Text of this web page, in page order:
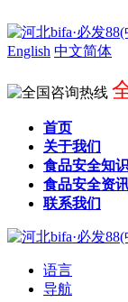
English 中文简体
首页
关于我们
食品安全知识
食品安全资
联系我们
语言
导航